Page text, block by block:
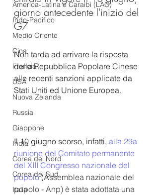
America-Latina e Caraibi (LAC)
Indo-Pacifico
Medio Oriente
Cina
Francia
USA
Nuova Zelanda
Russia
Giappone
India
Corea del Nord
Corea del Sud
Italia
giorno antecedente l'inizio del
G7
Non tarda ad arrivare la risposta
della Repubblica Popolare Cinese
alle recenti sanzioni applicate da
Stati Uniti ed Unione Europea.
Il 10 giugno scorso, infatti, alla 29a
riunione del Comitato permanente
del XIII Congresso nazionale del
popolo (Assemblea nazionale del
popolo - Anp) è stata adottata una